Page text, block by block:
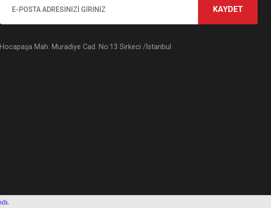
KAYDET
Hocapaşa Mah. Muradiye Cad. No:13 Sirkeci /İstanbul